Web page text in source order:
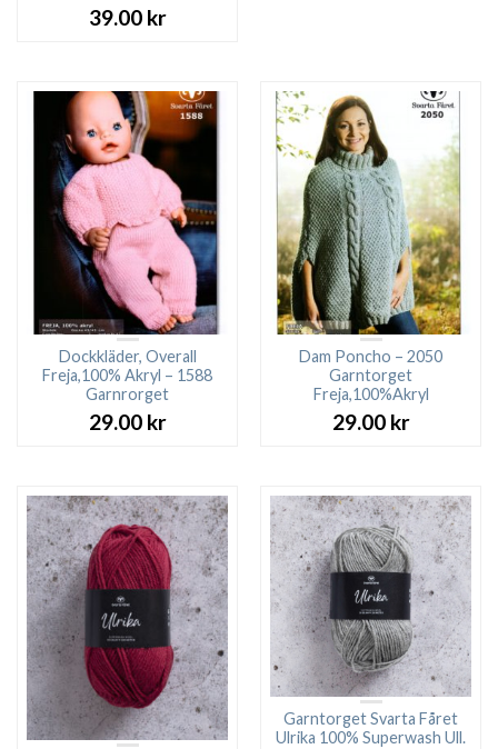
39.00 kr
Dockkläder, Overall
Freja,100% Akryl – 1588
Garnrorget
29.00 kr
Dam Poncho – 2050
Garntorget
Freja,100%Akryl
29.00 kr
Garntorget Svarta Fåret
Ulrika 100% Superwash Ull.